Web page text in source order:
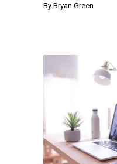
By Bryan Green